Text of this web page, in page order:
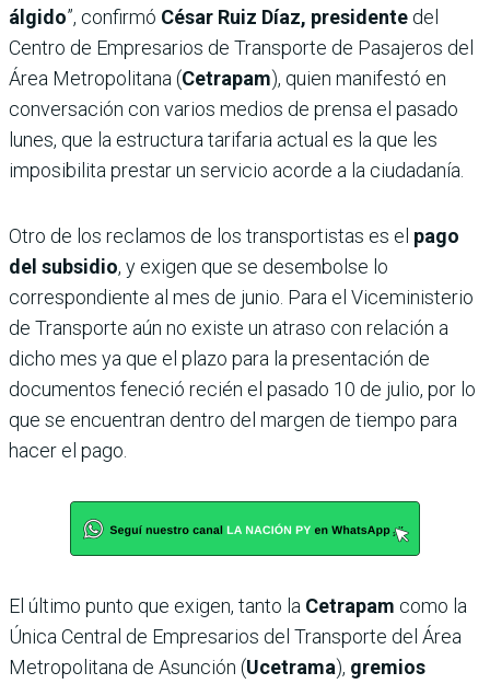
álgido”, confirmó César Ruiz Díaz, presidente del
Centro de Empresarios de Transporte de Pasajeros del
Área Metropolitana (Cetrapam), quien manifestó en
conversación con varios medios de prensa el pasado
lunes, que la estructura tarifaria actual es la que les
imposibilita prestar un servicio acorde a la ciudadanía.
Otro de los reclamos de los transportistas es el pago
del subsidio, y exigen que se desembolse lo
correspondiente al mes de junio. Para el Viceministerio
de Transporte aún no existe un atraso con relación a
dicho mes ya que el plazo para la presentación de
documentos feneció recién el pasado 10 de julio, por lo
que se encuentran dentro del margen de tiempo para
hacer el pago.
El último punto que exigen, tanto la Cetrapam como la
Única Central de Empresarios del Transporte del Área
Metropolitana de Asunción (Ucetrama), gremios